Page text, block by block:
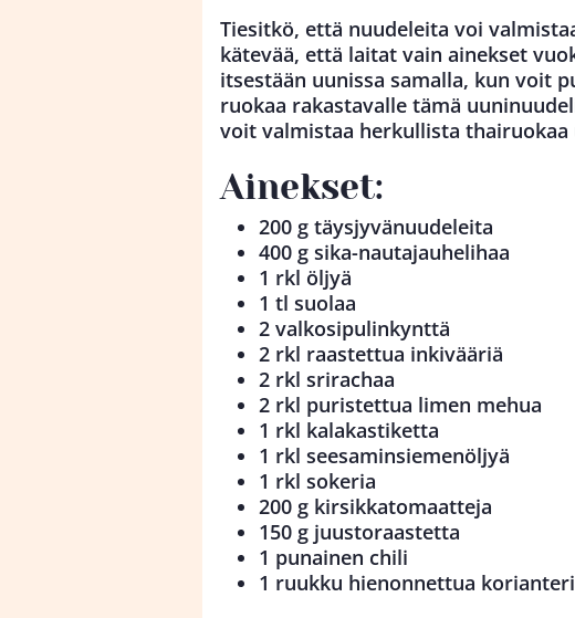
Tiesitkö, että nuudeleita voi
kätevää, että laitat vain ainekset
itsestään uunissa samalla, kun voit
ruokaa rakastavalle tämä
voit valmistaa herkullista thairuokaa
Ainekset:
200 g täysjyvänuudeleita
400 g sika-nautajauhelihaa
1 rkl öljyä
1 tl suolaa
2 valkosipulinkynttä
2 rkl raastettua inkivääriä
2 rkl srirachaa
2 rkl puristettua limen mehua
1 rkl kalakastiketta
1 rkl seesaminsiemenöljyä
1 rkl sokeria
200 g kirsikkatomaatteja
150 g juustoraastetta
1 punainen chili
1 ruukku hienonnettua